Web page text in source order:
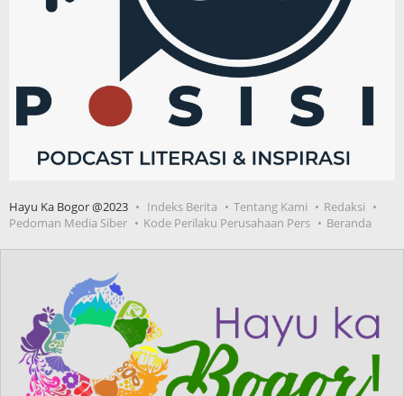
Hayu Ka Bogor @2023 Indeks Berita Tentang Kami
Redaksi
Pedoman Media Siber
Kode Perilaku Perusahaan Pers Beranda